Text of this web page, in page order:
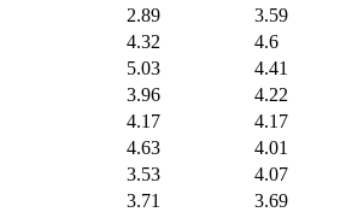
2.89
3.59
4.32
4.6
5.03
4.41
3.96
4.22
4.17
4.17
4.63
4.01
3.53
4.07
3.71
3.69